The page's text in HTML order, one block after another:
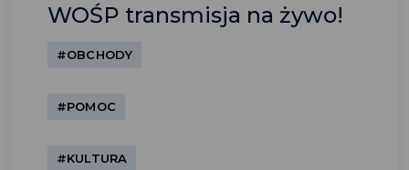
WOŚP transmisja na żywo!
#OBCHODY
#POMOC
#KULTURA